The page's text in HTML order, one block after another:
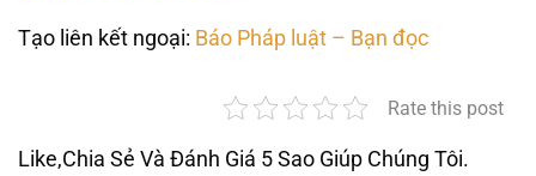
Tạo liên kết ngoại: Báo Pháp luật – Bạn đọc
Rate this post
Like,Chia Sẻ Và Đánh Giá 5 Sao Giúp Chúng Tôi.